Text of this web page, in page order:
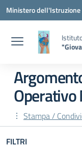
Vai ai contenuti
Vai al menu di
Vai al footer
Ministero
Operativo
Stampa /
FILTRI